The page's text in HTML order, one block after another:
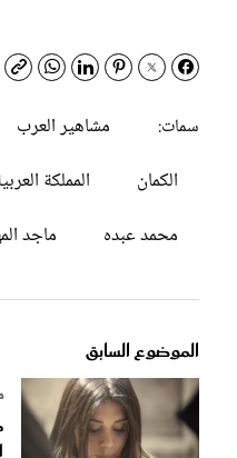
سمات:
مشاهير العرب
الكمان
المملكة
محمد عبده
ماجد
الموضوع السابق